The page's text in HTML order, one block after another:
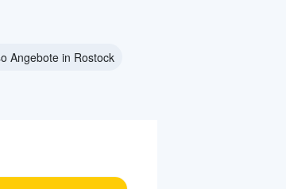
Angebote in Rostock